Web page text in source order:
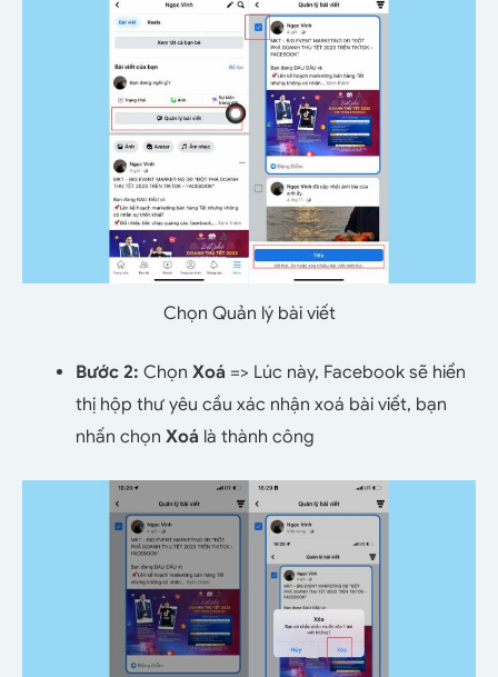
Chọn Quản lý bài viết
Bước 2: Chọn Xoá => Lúc này, Facebook sẽ hiển
thị hộp thư yêu cầu xác nhận xoá bài viết, bạn
nhấn chọn Xoá là thành công